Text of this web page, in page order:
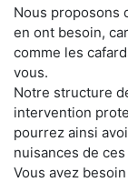
Nous proposons
en ont besoin,
comme les
vous.
Notre structure
intervention
pourrez ainsi
nuisances de
Vous avez